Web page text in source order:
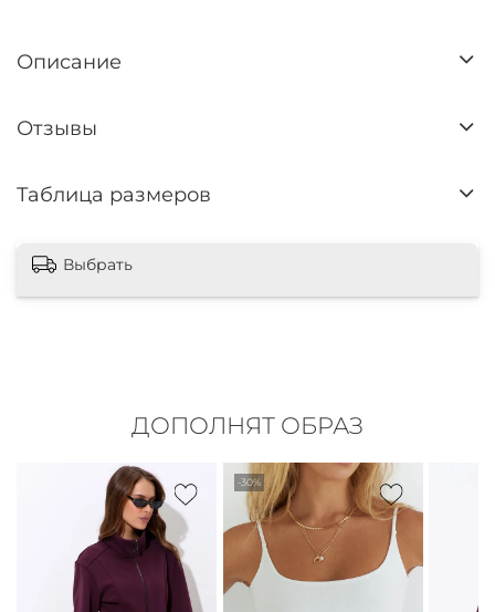
Описание
Отзывы
Таблица размеров
Выбрать
ДОПОЛНЯТ ОБРАЗ
-30%